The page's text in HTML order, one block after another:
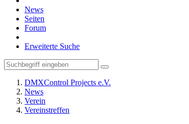
News
Seiten
Forum
Erweiterte Suche
DMXControl Projects e.V.
News
Verein
Vereinstreffen